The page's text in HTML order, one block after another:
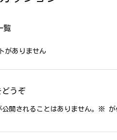
覧
がありません
どうぞ
開されることはありません。 ※ が